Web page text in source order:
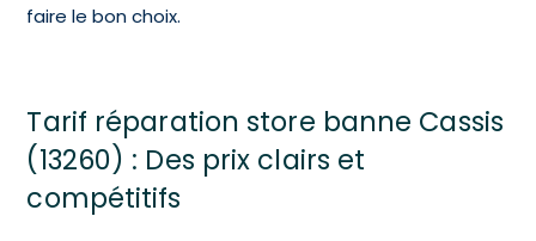
faire le bon choix.
Tarif réparation store banne Cassis
(13260) : Des prix clairs et
compétitifs